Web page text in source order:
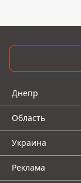
Днепр
Область
Украина
Реклама